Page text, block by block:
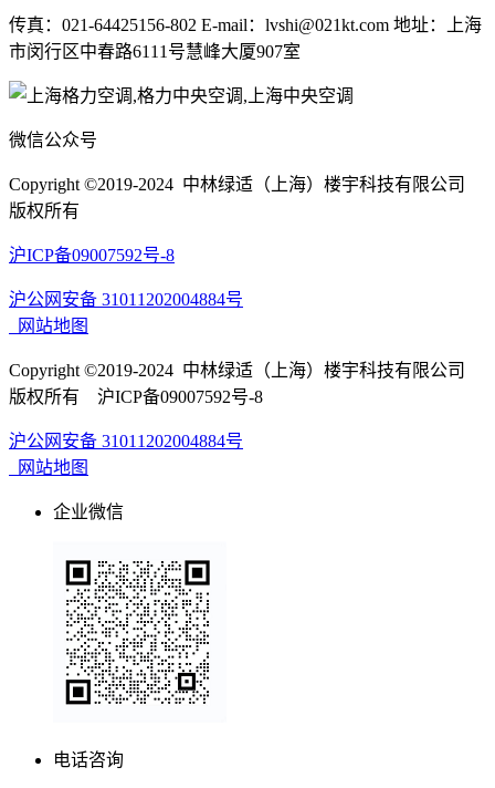
传真：021-64425156-802 E-mail：lvshi@021kt.com 地址：上海
市闵行区中春路6111号慧峰大厦907室
微信公众号
Copyright ©2019-2024 中林绿适（上海）楼宇科技有限公司
版权所有
沪ICP备09007592号-8
沪公网安备 31011202004884号
网站地图
Copyright ©2019-2024 中林绿适（上海）楼宇科技有限公司
版权所有 沪ICP备09007592号-8
沪公网安备 31011202004884号
网站地图
企业微信
电话咨询